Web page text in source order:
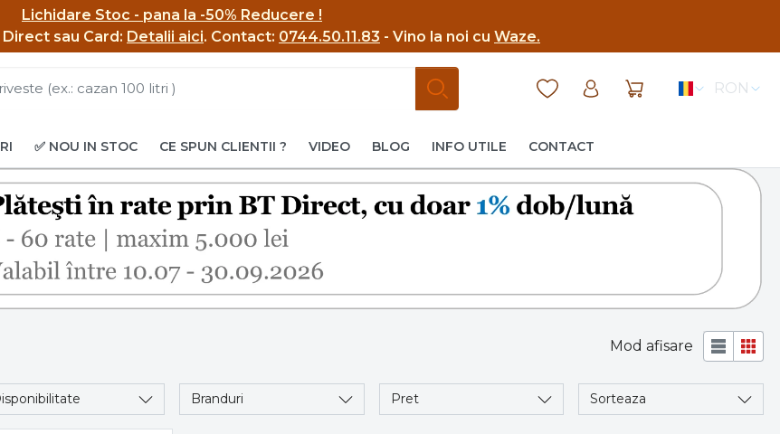
Lichidare Stoc - pana la -50% Reducere !
sau Card: Detalii aici. Contact: 0744.50.11.83 - Vino la noi cu Waze.
RON
✅ NOU IN STOC CE SPUN CLIENTII ? VIDEO BLOG INFO UTILE CONTACT
Mod afisare
Branduri Pret Sorteaza